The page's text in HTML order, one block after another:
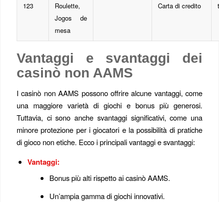
123
Roulette,
Jogos de
mesa
Carta di credito
Vantaggi e svantaggi dei
casinò non AAMS
I casinò non AAMS possono offrire alcune vantaggi, come
una maggiore varietà di giochi e bonus più generosi.
Tuttavia, ci sono anche svantaggi significativi, come una
minore protezione per i giocatori e la possibilità di pratiche
di gioco non etiche. Ecco i principali vantaggi e svantaggi:
Vantaggi:
Bonus più alti rispetto ai casinò AAMS.
Un’ampia gamma di giochi innovativi.